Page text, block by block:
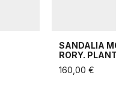
SANDALIA
RORY.
160,00 €